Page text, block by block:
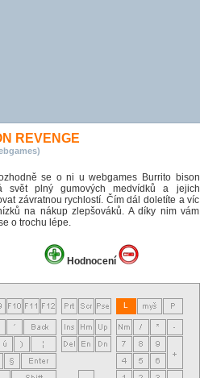
REVENGE
se o ni u webgames Burrito bison
svět plný gumových medvídků a jejich
závratnou rychlostí. Čím dál doletíte a víc
na nákup zlepšováků. A díky nim vám
o trochu lépe.
Hodnocení
L